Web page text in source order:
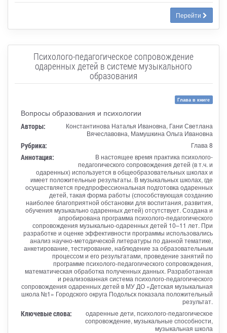
Перейти
Психолого-педагогическое сопровождение
одаренных детей в системе музыкального
образования
Глава в книге
Вопросы образования и психологии
Авторы:
Константинова Наталья Ивановна, Гани Светлана
Вячеславовна, Мамушкина Ольга Ивановна
Рубрика: Глава 8
Аннотация:
В настоящее время практика психолого-
педагогического сопровождения детей (в т.ч. и
одаренных) используется в общеобразовательных школах и
имеет положительные результаты. В музыкальных школах, где
осуществляется предпрофессиональная подготовка одаренных
детей, такая форма работы (способствующая созданию
наиболее благоприятной обстановки для воспитания, развития,
обучения музыкально одаренных детей) отсутствует. Создана и
апробирована программа психолого-педагогического
сопровождения музыкально-одаренных детей 10–11 лет. При
разработке и оценке эффективности программы использовались
анализ научно-методической литературы по данной тематике,
анкетирование, тестирование, наблюдение за образовательным
процессом и его результатами, проведение занятий по
программе психолого-педагогического сопровождения,
математическая обработка полученных данных. Разработанная
и реализованная система психолого-педагогического
сопровождения одаренных детей в МУ ДО «Детская музыкальная
школа №1» Городского округа Подольск показала положительный
результат.
Ключевые слова:
одаренные дети, психолого-педагогическое
сопровождение, музыкальные способности,
музыкальная школа